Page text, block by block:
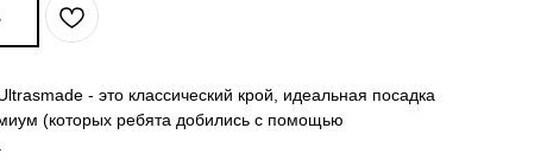
- это классический крой, идеальная посадка
(которых ребята добились с помощью